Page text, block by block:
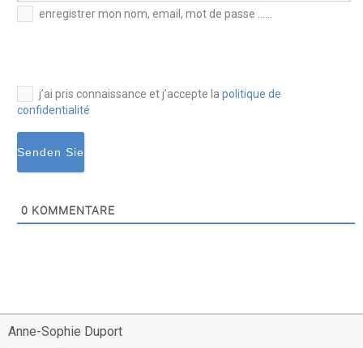
E-
mail*
enregistrer mon nom, email, mot de passe ......
j’ai pris connaissance et j’accepte la politique de
confidentialité
0 KOMMENTARE
Anne-Sophie Duport